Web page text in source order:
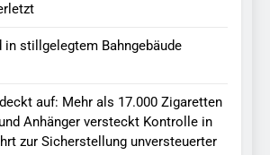
in stillgelegtem Bahngebäude
auf: Mehr als 17.000 Zigaretten
Anhänger versteckt Kontrolle in
zur Sicherstellung unversteuerter